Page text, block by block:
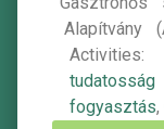
Alapítvány
Activities:
fogyasztás,